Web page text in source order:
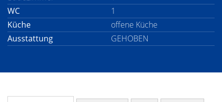
WC
1
Küche
offene Küche
Ausstattung
GEHOBEN